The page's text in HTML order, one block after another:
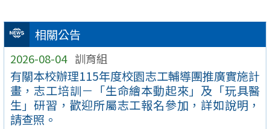
相關公告
2026-08-04 訓育組
有關本校辦理115年度校園志工輔導團推廣實施計
畫，志工培訓－「生命繪本動起來」及「玩具醫
生」研習，歡迎所屬志工報名參加，詳如說明，
請查照。